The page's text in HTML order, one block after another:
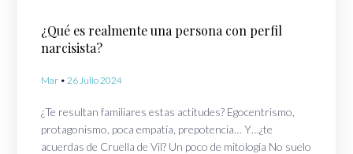
¿Qué es realmente una persona con perfil
narcisista?
Mar 26 Julio 2024
¿Te resultan familiares estas actitudes? Egocentrismo,
protagonismo, poca empatía, prepotencia… Y…¿te
acuerdas de Cruella de Vil? Un poco de mitología No suelo